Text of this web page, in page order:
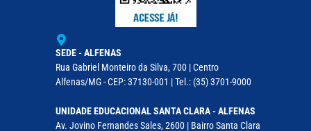
SEDE - ALFENAS
Rua Gabriel Monteiro da Silva, 700 | Centro
Alfenas/MG - CEP: 37130-001 | Tel.: (35) 3701-9000
UNIDADE EDUCACIONAL SANTA CLARA - ALFENAS
Av. Jovino Fernandes Sales, 2600 | Bairro Santa Clara